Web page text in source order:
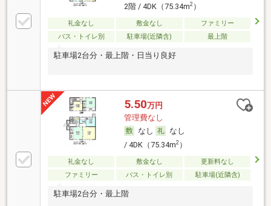
2階 / 4DK（75.34m2）
礼金なし 敷金なし
ファミリー
バス・トイレ別
駐車場(近隣含) 最上階
駐車場2台分・最上階・日当り良好
5.50万円
管理費なし
なし
なし
/ 4DK（75.34m2）
礼金なし 敷金なし
更新料なし
ファミリー
バス・トイレ別 駐車場(近隣含)
駐車場2台分・最上階